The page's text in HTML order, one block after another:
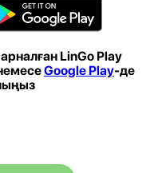
арналған LinGo Play
Google Play-де